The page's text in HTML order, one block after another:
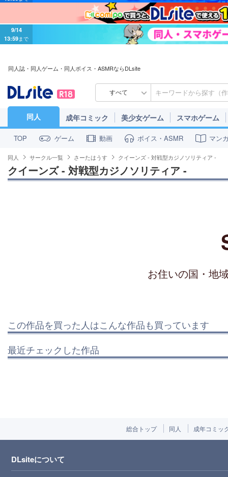
9/14
13:59 まで
同人誌・同人ゲーム・同人ボイス・ASMRならDLsite
すべて
同人 成年コミック 美少女ゲーム スマホゲーム
TOP ゲーム 動画 ボイス・ASMR マン
同人 サークル一覧 さーたはうす クイーンズ - 対戦型カジノソリティア -
クイーンズ - 対戦型カジノソリティア -
お住いの国・地
この作品を買った人はこんな作品も買っています
最近チェックした作品
総合トップ 同人 成年コミッ
DLsiteについて